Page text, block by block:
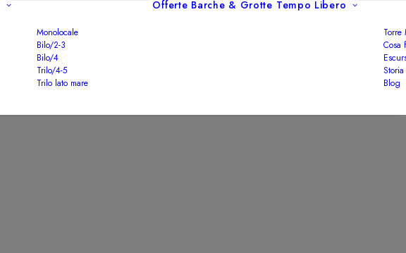
Monolocale
Bilo/2-3
Bilo/4
Trilo/4-5
Trilo lato mare
Offerte Barche & Grotte Tempo Libero
Torre
Cosa
Blog